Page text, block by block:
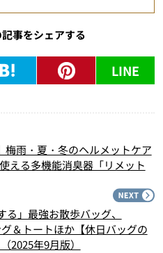
事をシェアする
LINE
梅雨・夏・冬のヘルメットケア
える多機能消臭器「リメット
」最強お散歩バッグ、
＆トートほか【休日バッグの
2025年9月版）